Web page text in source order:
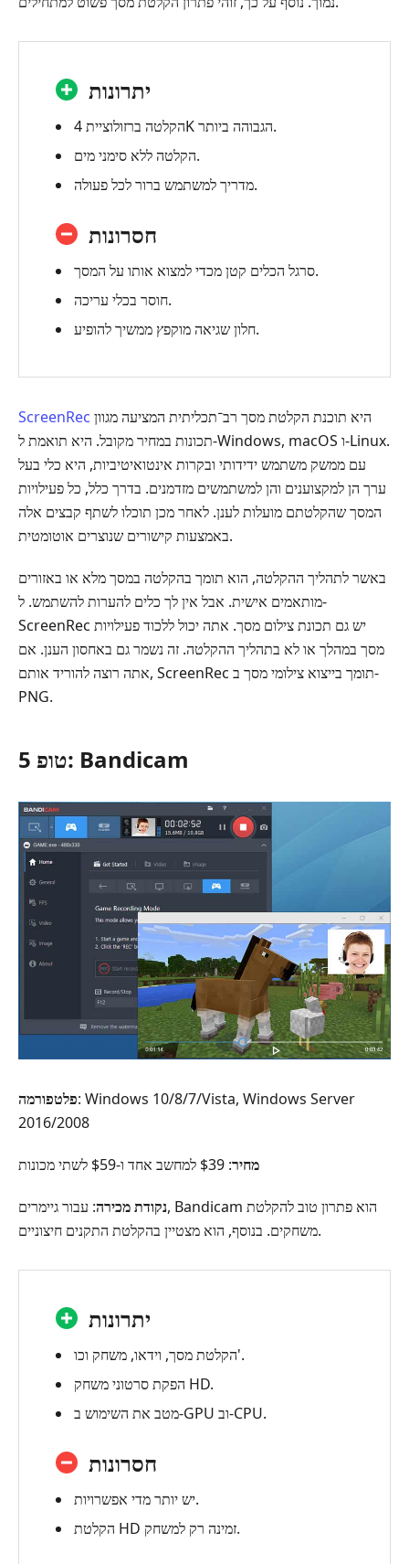
יתרונות
הקלטה ברזולוציית 4K הגבוהה ביותר.
הקלטה ללא סימני מים.
מדריך למשתמש ברור לכל פעולה.
חסרונות
סרגל הכלים קטן מכדי למצוא אותו על המסך.
חוסר בכלי עריכה.
חלון שגיאה מוקפץ ממשיך להופיע.
ScreenRec
תכונות במחיר מקובל. היא תואמת ל-Windows, ‏macOS ו-Linux.
עם ממשק משתמש ידידותי ובקרות אינטואיטיביות, היא כלי בעל
ערך הן למקצוענים והן למשתמשים מזדמנים. בדרך כלל, כל פעילויות
המסך שהקלטתם מועלות לענן. לאחר מכן תוכלו לשתף קבצים אלה
באמצעות קישורים שנוצרים אוטומטית.
באשר לתהליך ההקלטה, הוא תומך בהקלטה במסך מלא או באזורים
מותאמים אישית. אבל אין לך כלים להערות להשתמש. ל-
ScreenRec יש גם תכונת צילום מסך. אתה יכול ללכוד פעילויות
מסך במהלך או לא בתהליך ההקלטה. זה נשמר גם באחסון הענן. אם
אתה רוצה להוריד אותם, ScreenRec תומך בייצוא צילומי מסך ב-
PNG.
טופ 5: Bandicam
פלטפורמה: Windows 10/8/7/Vista, ‏Windows Server
2016/2008
מחיר: $39 למחשב אחד ו-$59 לשתי מכונות
נקודת מכירה: עבור גיימרים, Bandicam הוא פתרון טוב להקלטת
משחקים. בנוסף, הוא מצטיין בהקלטת התקנים חיצוניים.
יתרונות
הקלטת מסך, וידאו, משחק וכו'.
הפקת סרטוני משחק HD.
מטב את השימוש ב-GPU וב-CPU.
חסרונות
יש יותר מדי אפשרויות.
הקלטת HD זמינה רק למשחק.